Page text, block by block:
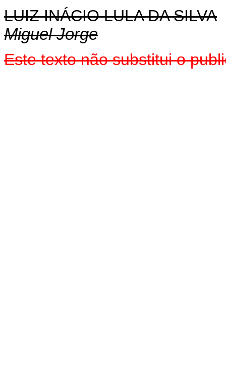
LUIZ INÁCIO LULA DA SILVA
Miguel Jorge
Este texto não substitui o